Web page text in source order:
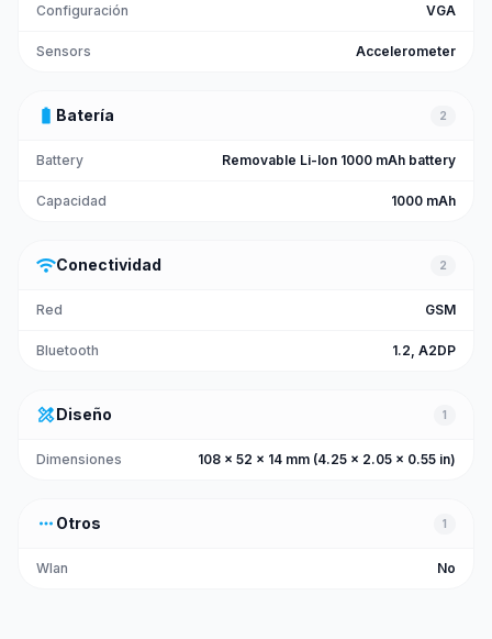
Configuración VGA
Sensors Accelerometer
battery_full Batería 2
Battery Removable Li-Ion 1000 mAh battery
Capacidad 1000 mAh
wifiConectividad 2
Red GSM
Bluetooth 1.2, A2DP
design_servicesDiseño 1
Dimensiones 108 x 52 x 14 mm (4.25 x 2.05 x 0.55 in)
more_horiz Otros 1
Wlan No